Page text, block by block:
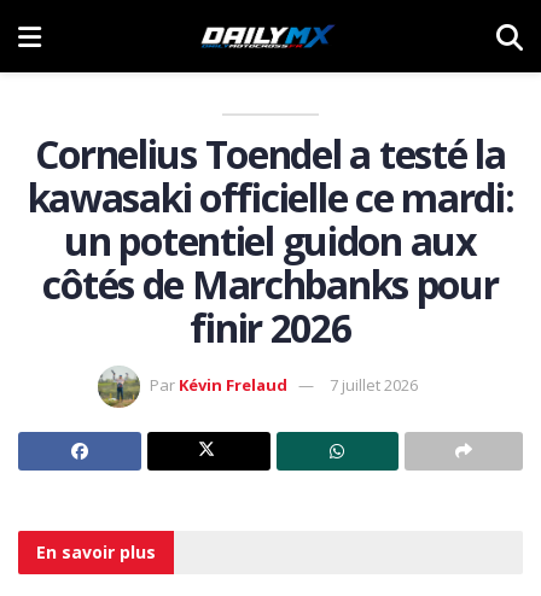
Cornelius Toendel a testé la
kawasaki officielle ce mardi:
un potentiel guidon aux
côtés de Marchbanks pour
finir 2026
Par Kévin Frelaud 7 juillet 2026
En savoir plus